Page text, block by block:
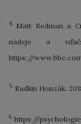
4. Matt Redman a
nádeje a
https://
5. Radkin Honzák.
6. https://